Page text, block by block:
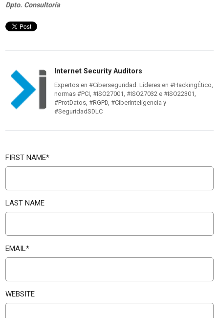
Dpto. Consultoría
Internet Security Auditors
Expertos en #Ciberseguridad. Líderes en #HackingÉtico,
normas #PCI, #ISO27001, #ISO27032 e #ISO22301,
#ProtDatos, #RGPD, #Ciberinteligencia y
#SeguridadSDLC
FIRST NAME*
LAST NAME
EMAIL*
WEBSITE